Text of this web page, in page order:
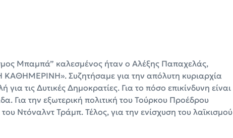
Μπαμπά” καλεσμένος ήταν ο Αλέξης Παπαχελάς,
ΚΑΘΗΜΕΡΙΝΗ». Συζητήσαμε για την απόλυτη κυριαρχία
τις Δυτικές Δημοκρατίες. Για το πόσο επικίνδυνη είναι
Για την εξωτερική πολιτική του Τούρκου Προέδρου
Ντόναλντ Τράμπ. Τέλος, για την ενίσχυση του λαϊκισμού